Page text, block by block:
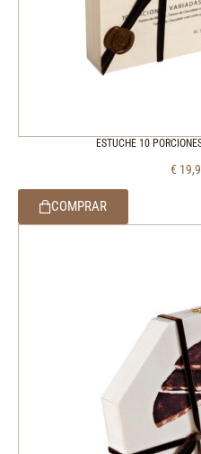
ESTUCHE 10
€
COMPRAR